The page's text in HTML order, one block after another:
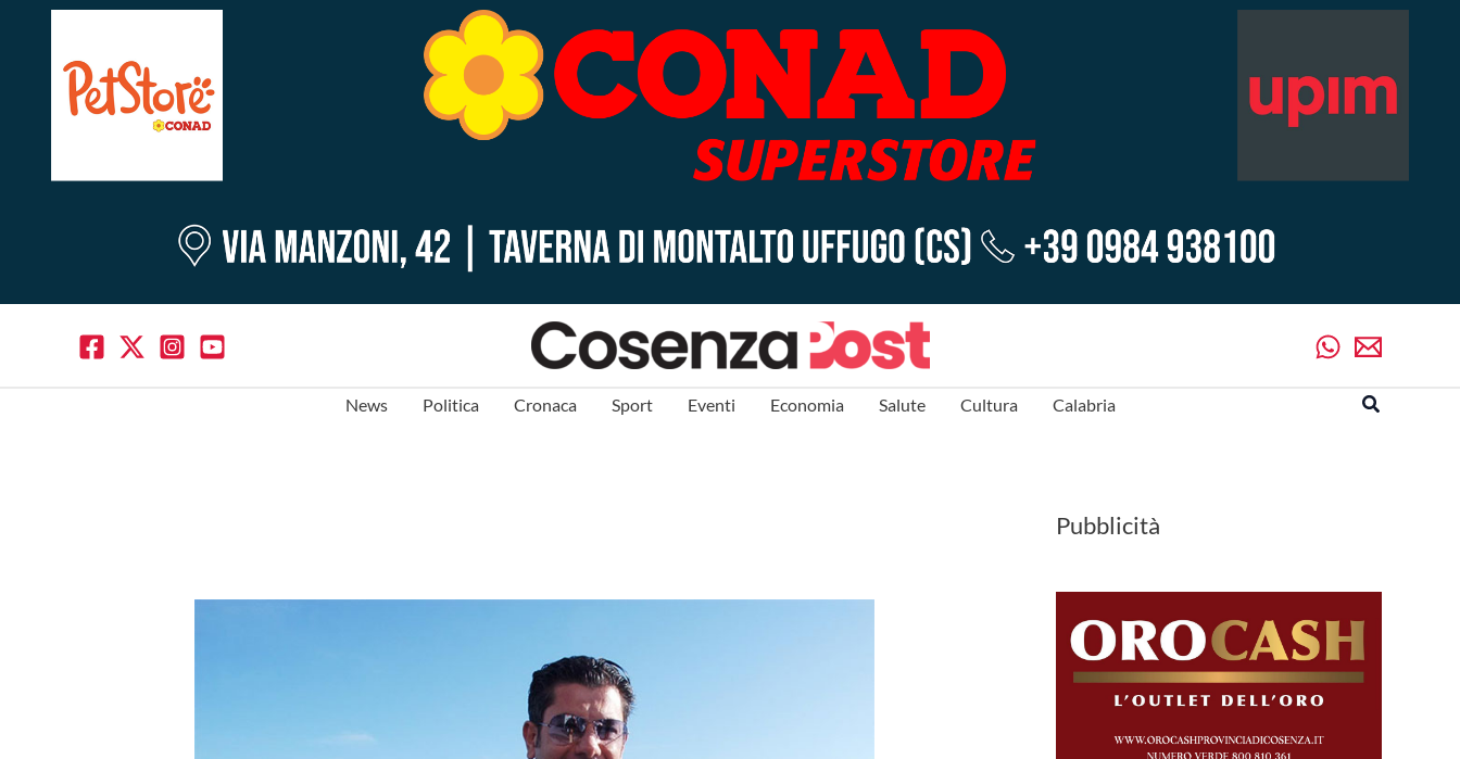
News Politica Cronaca Sport Eventi Economia Salute Cultura Calabria Cerca
Pubblicità